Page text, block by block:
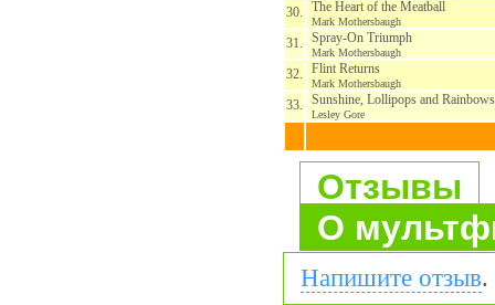
30. The Heart of the Meatball
Mark Mothersbaugh
31. Spray-On Triumph
Mark Mothersbaugh
32. Flint Returns
Mark Mothersbaugh
33. Sunshine, Lollipops and Rainbows
Lesley Gore
Отзывы
О
Напишите отзыв.